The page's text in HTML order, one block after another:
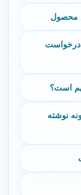
محصول
نوشته